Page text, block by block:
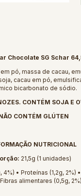
Chocolate SG Schar
pó, massa de cacau,
cacau em pó,
bicarbonato de sódio.
CONTÉM SOJA E
CONTÉM GLÚTEN
NUTRICIONAL
21,5g (1 unidades)
• Proteínas (1,2g,
alimentares (0,5g,